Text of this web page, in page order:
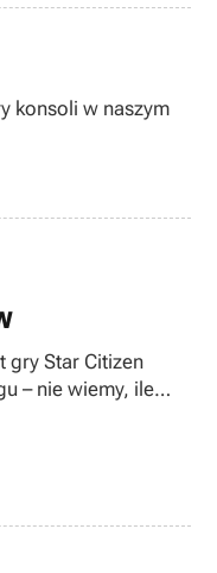
konsoli w naszym
gry Star Citizen
– nie wiemy, ile